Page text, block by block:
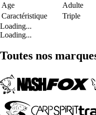
Age
Adulte
Caractéristique
Triple
Loading...
Loading...
Toutes nos